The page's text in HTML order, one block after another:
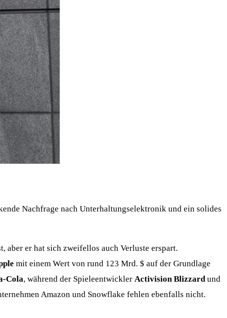
Nachfrage nach Unterhaltungselektronik und ein solides
aber er hat sich zweifellos auch Verluste erspart.
mit einem Wert von rund 123 Mrd. $ auf der Grundlage
Cola, während der Spieleentwickler Activision Blizzardund
Amazon und Snowflake fehlen ebenfalls nicht.